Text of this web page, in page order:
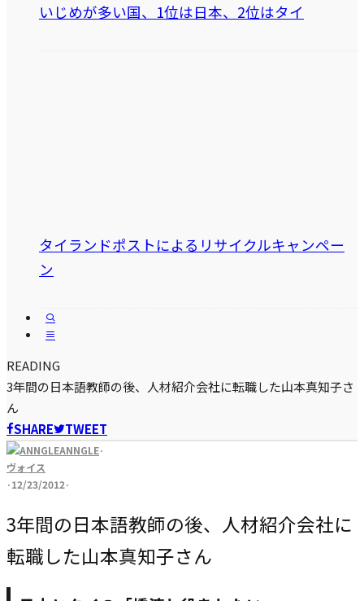
いじめが多い国、1位は日本、2位はタイ
タイランドポストによるリサイクルキャンペー
ン
READING
3年間の日本語教師の後、人材紹介会社に転職した山本真知子さ
ん
SHARE
TWEET
ANNGLE·
ヴォイス
·12/23/2012·
3年間の日本語教師の後、人材紹介会社に
転職した山本真知子さん